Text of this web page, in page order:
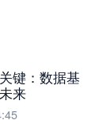
键：数据基
来